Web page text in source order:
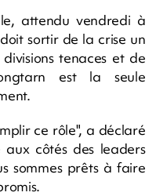
attendu vendredi à
sortir de la crise un
tenaces et de
est la seule
ce rôle", a déclaré
aux côtés des leaders
sommes prêts à faire